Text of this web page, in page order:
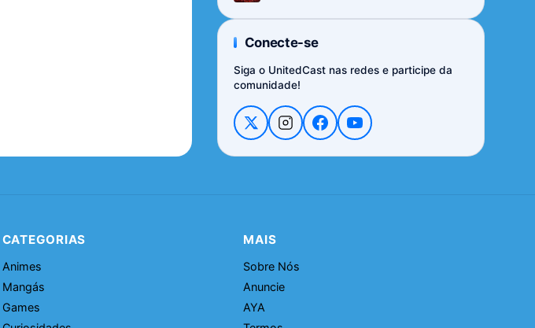
Conecte-se
Siga o UnitedCast nas redes e participe da
comunidade!
CATEGORIAS
Animes
Mangás
Games
MAIS
Sobre Nós
Anuncie
AYA